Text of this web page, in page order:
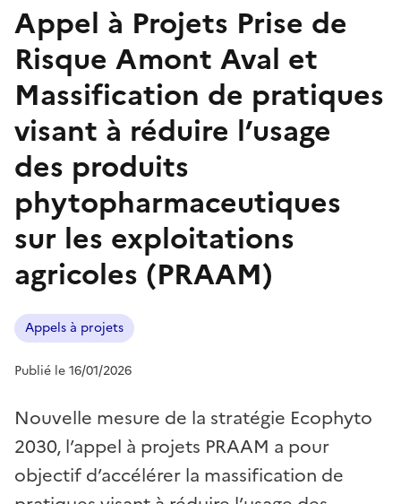
Appel à Projets Prise de
Risque Amont Aval et
Massification de pratiques
visant à réduire l’usage
des produits
phytopharmaceutiques
sur les exploitations
agricoles (PRAAM)
Appels à projets
Publié le 16/01/2026
Nouvelle mesure de la stratégie Ecophyto
2030, l’appel à projets PRAAM a pour
objectif d’accélérer la massification de